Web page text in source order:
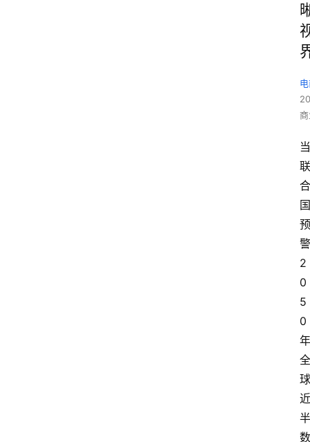
当
联
合
国
预
警
2
0
5
0
年
全
球
近
半
数